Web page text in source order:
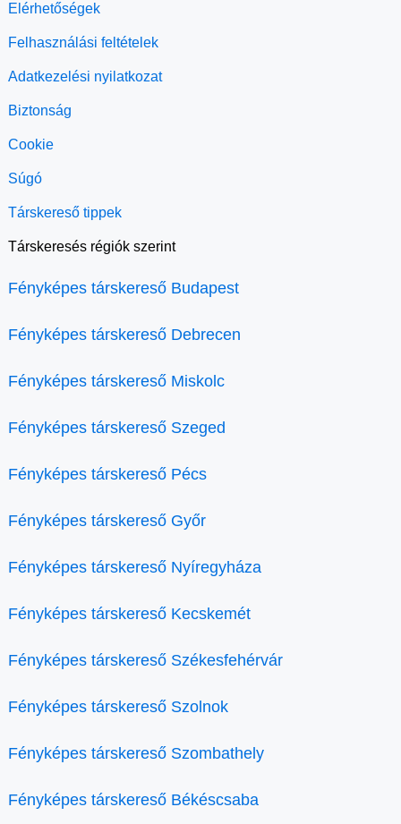
Elérhetőségek
Felhasználási feltételek
Adatkezelési nyilatkozat
Biztonság
Cookie
Súgó
Társkereső tippek
Társkeresés régiók szerint
Fényképes társkereső Budapest
Fényképes társkereső Debrecen
Fényképes társkereső Miskolc
Fényképes társkereső Szeged
Fényképes társkereső Pécs
Fényképes társkereső Győr
Fényképes társkereső Nyíregyháza
Fényképes társkereső Kecskemét
Fényképes társkereső Székesfehérvár
Fényképes társkereső Szolnok
Fényképes társkereső Szombathely
Fényképes társkereső Békéscsaba